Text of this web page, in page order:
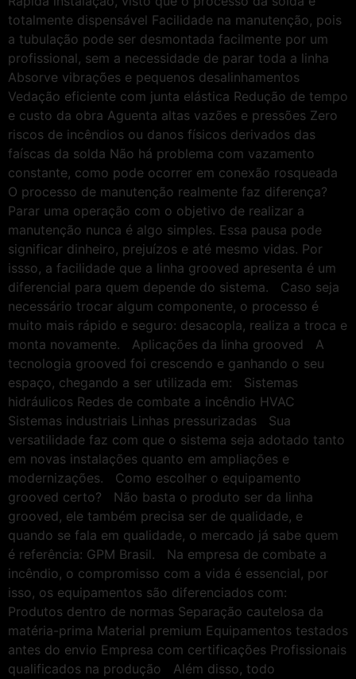
totalmente dispensável Facilidade na manutenção, pois
a tubulação pode ser desmontada facilmente por um
profissional, sem a necessidade de parar toda a linha
Absorve vibrações e pequenos desalinhamentos
Vedação eficiente com junta elástica Redução de tempo
e custo da obra Aguenta altas vazões e pressões Zero
riscos de incêndios ou danos físicos derivados das
faíscas da solda Não há problema com vazamento
constante, como pode ocorrer em conexão rosqueada
O processo de manutenção realmente faz diferença?
Parar uma operação com o objetivo de realizar a
manutenção nunca é algo simples. Essa pausa pode
significar dinheiro, prejuízos e até mesmo vidas. Por
issso, a facilidade que a linha grooved apresenta é um
diferencial para quem depende do sistema. Caso seja
necessário trocar algum componente, o processo é
muito mais rápido e seguro: desacopla, realiza a troca e
monta novamente. Aplicações da linha grooved A
tecnologia grooved foi crescendo e ganhando o seu
espaço, chegando a ser utilizada em: Sistemas
hidráulicos Redes de combate a incêndio HVAC
Sistemas industriais Linhas pressurizadas Sua
versatilidade faz com que o sistema seja adotado tanto
em novas instalações quanto em ampliações e
modernizações. Como escolher o equipamento
grooved certo? Não basta o produto ser da linha
grooved, ele também precisa ser de qualidade, e
quando se fala em qualidade, o mercado já sabe quem
é referência: GPM Brasil. Na empresa de combate a
incêndio, o compromisso com a vida é essencial, por
isso, os equipamentos são diferenciados com:
Produtos dentro de normas Separação cautelosa da
matéria-prima Material premium Equipamentos testados
antes do envio Empresa com certificações Profissionais
qualificados na produção Além disso, todo